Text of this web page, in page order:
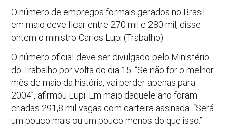
O número de empregos formais gerados no Brasil
em maio deve ficar entre 270 mil e 280 mil, disse
ontem o ministro Carlos Lupi (Trabalho).
O número oficial deve ser divulgado pelo Ministério
do Trabalho por volta do dia 15. “Se não for o melhor
mês de maio da história, vai perder apenas para
2004”, afirmou Lupi. Em maio daquele ano foram
criadas 291,8 mil vagas com carteira assinada. “Será
um pouco mais ou um pouco menos do que isso.”